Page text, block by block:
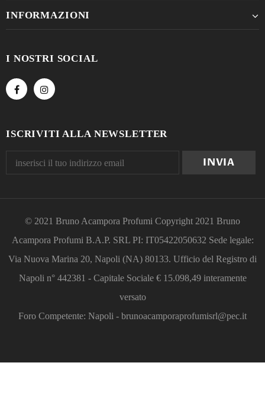
INFORMAZIONI
I NOSTRI SOCIAL
ISCRIVITI ALLA NEWSLETTER
© 2021 Bruno Acampora Profumi Copyright 2021 Bruno
Acampora Profumi B.A.P. SRL PI: IT05422050632 Sede legale:
Via Nuova Marina 20, Napoli (NA) 80133. Ufficio del Registro di
Napoli n° 442381 - Capitale Sociale € 15.098,49 interamente
versato
Foro Competente: Napoli - brunoacamporaprofumisrl@pec.it